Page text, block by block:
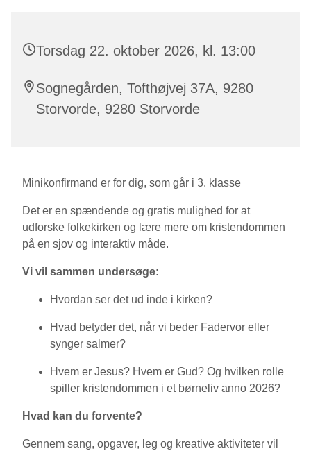
Torsdag 22. oktober 2026, kl. 13:00
Sognegården, Tofthøjvej 37A, 9280
Storvorde, 9280 Storvorde
Minikonfirmand er for dig, som går i 3. klasse
Det er en spændende og gratis mulighed for at
udforske folkekirken og lære mere om kristendommen
på en sjov og interaktiv måde.
Vi vil sammen undersøge:
Hvordan ser det ud inde i kirken?
Hvad betyder det, når vi beder Fadervor eller
synger salmer?
Hvem er Jesus? Hvem er Gud? Og hvilken rolle
spiller kristendommen i et børneliv anno 2026?
Hvad kan du forvente?
Gennem sang, opgaver, leg og kreative aktiviteter vil